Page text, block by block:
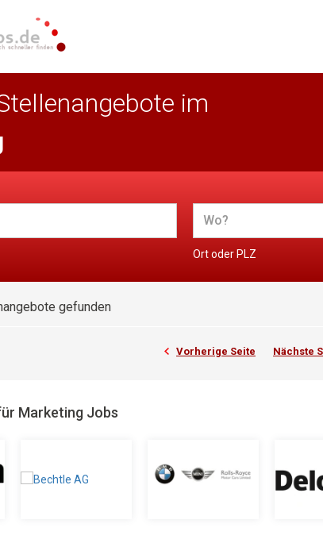
im
Ort oder PLZ
gefunden
Vorherige Seite Nächste
Marketing Jobs